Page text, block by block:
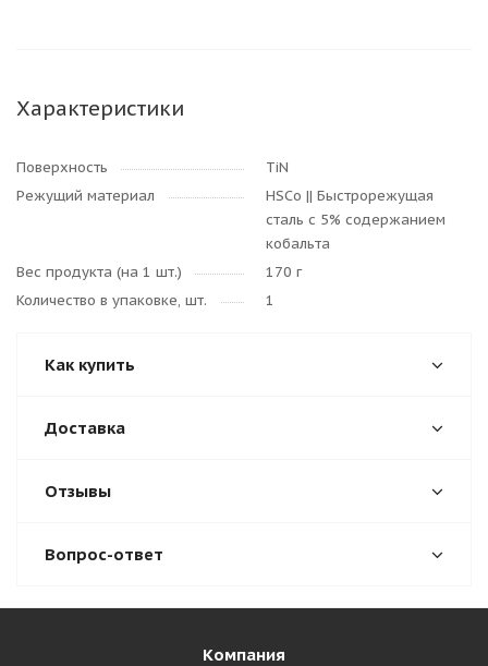
Характеристики
Поверхность
TiN
Режущий материал
HSCo || Быстрорежущая
сталь с 5% содержанием
кобальта
Вес продукта (на 1 шт.)
170 г
Количество в упаковке, шт.
1
Как купить
Доставка
Отзывы
Вопрос-ответ
Компания